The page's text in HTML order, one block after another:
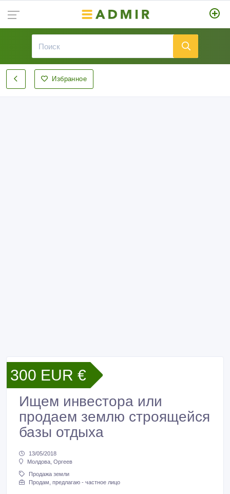
Избранное
300 EUR €
Ищем инвестора или
продаем землю строящейся
базы отдыха
13/05/2018
Молдова, Оргеев
Продажа земли
Продам, предлагаю - частное лицо